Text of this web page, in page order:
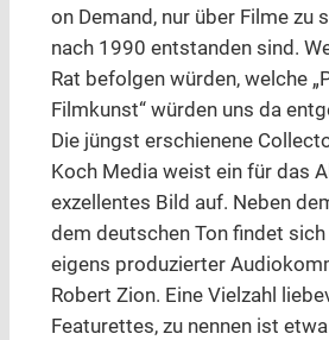
on Demand, nur über Filme zu
nach 1990 entstanden sind.
Rat befolgen würden, welche
Filmkunst“ würden uns da
Die jüngst erschienene
Koch Media weist ein für das
exzellentes Bild auf. Neben
dem deutschen Ton findet
eigens produzierter
Robert Zion. Eine Vielzahl
Featurettes, zu nennen ist